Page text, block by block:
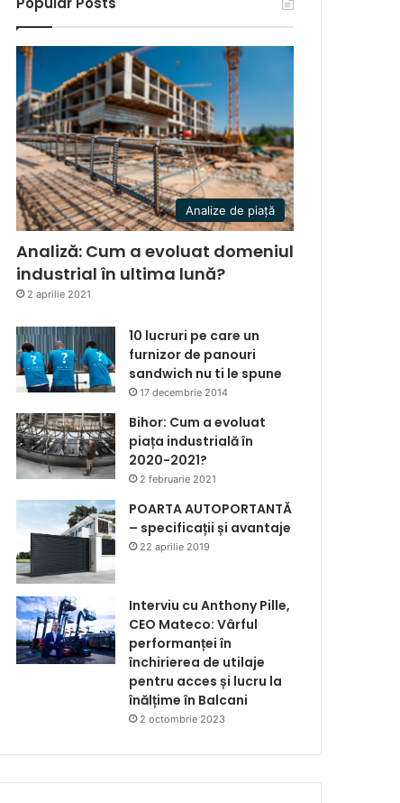
Analize de piață
Analiză: Cum a evoluat domeniul
industrial în ultima lună?
2 aprilie 2021
10 lucruri pe care un
furnizor de panouri
sandwich nu ti le spune
17 decembrie 2014
Bihor: Cum a evoluat
piața industrială în
2020-2021?
2 februarie 2021
POARTA AUTOPORTANTĂ
– specificații și avantaje
22 aprilie 2019
Interviu cu Anthony Pille,
CEO Mateco: Vârful
performanței în
închirierea de utilaje
pentru acces și lucru la
înălțime în Balcani
2 octombrie 2023